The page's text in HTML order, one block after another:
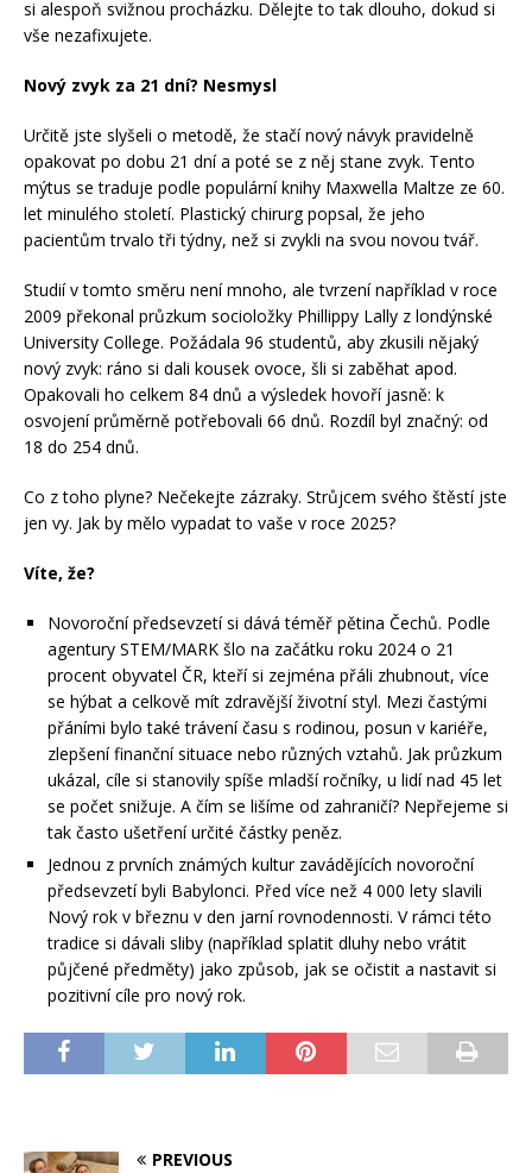
si alespoň svižnou procházku. Dělejte to tak dlouho, dokud si
vše nezafixujete.
Nový zvyk za 21 dní? Nesmysl
Určitě jste slyšeli o metodě, že stačí nový návyk pravidelně
opakovat po dobu 21 dní a poté se z něj stane zvyk. Tento
mýtus se traduje podle populární knihy Maxwella Maltze ze 60.
let minulého století. Plastický chirurg popsal, že jeho
pacientům trvalo tři týdny, než si zvykli na svou novou tvář.
Studií v tomto směru není mnoho, ale tvrzení například v roce
2009 překonal průzkum socioložky Phillippy Lally z londýnské
University College. Požádala 96 studentů, aby zkusili nějaký
nový zvyk: ráno si dali kousek ovoce, šli si zaběhat apod.
Opakovali ho celkem 84 dnů a výsledek hovoří jasně: k
osvojení průměrně potřebovali 66 dnů. Rozdíl byl značný: od
18 do 254 dnů.
Co z toho plyne? Nečekejte zázraky. Strůjcem svého štěstí jste
jen vy. Jak by mělo vypadat to vaše v roce 2025?
Víte, že?
Novoroční předsevzetí si dává téměř pětina Čechů. Podle
agentury STEM/MARK šlo na začátku roku 2024 o 21
procent obyvatel ČR, kteří si zejména přáli zhubnout, více
se hýbat a celkově mít zdravější životní styl. Mezi častými
přáními bylo také trávení času s rodinou, posun v kariéře,
zlepšení finanční situace nebo různých vztahů. Jak průzkum
ukázal, cíle si stanovily spíše mladší ročníky, u lidí nad 45 let
se počet snižuje. A čím se lišíme od zahraničí? Nepřejeme si
tak často ušetření určité částky peněz.
Jednou z prvních známých kultur zavádějících novoroční
předsevzetí byli Babylonci. Před více než 4 000 lety slavili
Nový rok v březnu v den jarní rovnodennosti. V rámci této
tradice si dávali sliby (například splatit dluhy nebo vrátit
půjčené předměty) jako způsob, jak se očistit a nastavit si
pozitivní cíle pro nový rok.
PREVIOUS